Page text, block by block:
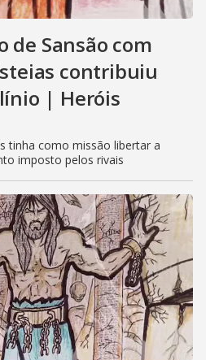
de Sansão com
contribuiu
| Heróis
tinha como missão libertar a
imposto pelos rivais